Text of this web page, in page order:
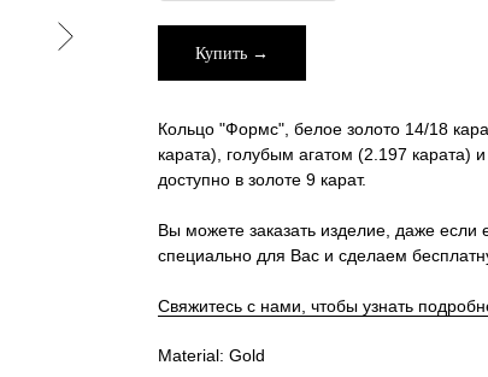
Купить →
Кольцо "Формс", белое золото 14/18
карата), голубым агатом (2.197 карата)
доступно в золоте 9 карат.
Вы можете заказать изделие, даже если
специально для Вас и сделаем
Свяжитесь с нами, чтобы узнать
Material: Gold